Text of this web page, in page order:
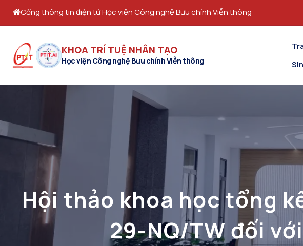
Cổng thông tin điện tử Học viện Công nghệ Bưu chính Viễn thông
KHOA TRÍ TUỆ NHÂN TẠO
Học viện Công nghệ Bưu chính Viễn thông
Hội thảo khoa học tổng
29-NQ/TW đối